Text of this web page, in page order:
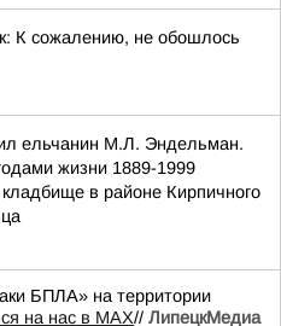
К сожалению, не обошлось
ельчанин М.Л. Эндельман.
жизни 1889-1999
кладбище в районе Кирпичного
БПЛА» на территории
на нас в МАХ// ЛипецкМедиа